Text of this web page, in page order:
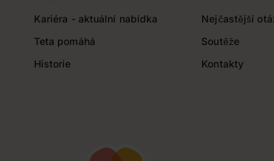
Kariéra - aktuální nabídka
Teta pomáhá
Historie
Nejčastější
Soutěže
Kontakty